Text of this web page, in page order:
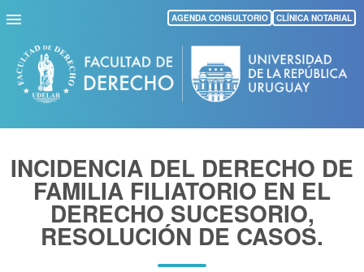
Pasar
al
contenido
principal
AGENDA CONSULTORIO CLÍNICA NOTARIAL
INCIDENCIA DEL DERECHO DE
FAMILIA FILIATORIO EN EL
DERECHO SUCESORIO,
RESOLUCIÓN DE CASOS.